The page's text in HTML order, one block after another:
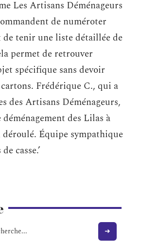
Les Artisans Déménageurs
de numéroter
de tenir une liste détaillée de
permet de retrouver
spécifique sans devoir
Frédérique C., qui a
des Artisans Déménageurs,
des Lilas à
déroulé. Équipe sympathique
casse.’